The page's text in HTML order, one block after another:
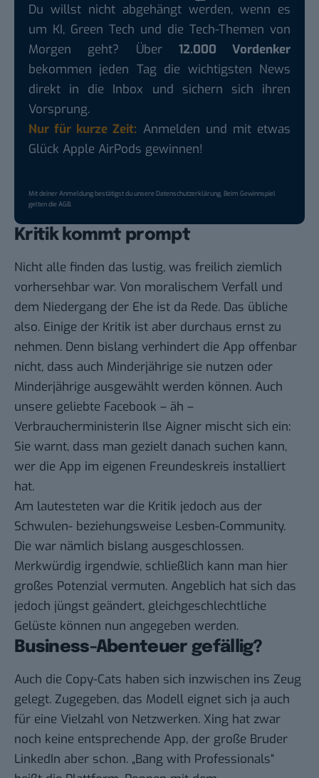
Du willst nicht abgehängt werden, wenn es
um KI, Green Tech und die Tech-Themen von
Morgen geht? Über 12.000 Vordenker
bekommen jeden Tag die wichtigsten News
direkt in die Inbox und sichern sich ihren
Vorsprung.
Nur für kurze Zeit: Anmelden und mit etwas
Glück Apple AirPods gewinnen!
Mit deiner Anmeldung bestätigst du unsereDatenschutzerklärung. Beim Gewinnspiel
gelten dieAGB.
Kritik kommt prompt
Nicht alle finden das lustig, was freilich ziemlich
vorhersehbar war. Von moralischem Verfall und
dem Niedergang der Ehe ist da Rede. Das übliche
also. Einige der Kritik ist aber durchaus ernst zu
nehmen. Denn bislang verhindert die App offenbar
nicht, dass auch Minderjährige sie nutzen oder
Minderjährige ausgewählt werden können. Auch
unsere geliebte Facebook – äh –
Verbraucherministerin Ilse Aigner mischt sich ein:
Sie warnt, dass man gezielt danach suchen kann,
wer die App im eigenen Freundeskreis installiert
hat.
Am lautesteten war die Kritik jedoch aus der
Schwulen- beziehungsweise Lesben-Community.
Die war nämlich bislang ausgeschlossen.
Merkwürdig irgendwie, schließlich kann man hier
großes Potenzial vermuten. Angeblich hat sich das
jedoch jüngst geändert, gleichgeschlechtliche
Gelüste können nun angegeben werden.
Business-Abenteuer gefällig?
Auch die Copy-Cats haben sich inzwischen ins Zeug
gelegt. Zugegeben, das Modell eignet sich ja auch
für eine Vielzahl von Netzwerken. Xing hat zwar
noch keine entsprechende App, der große Bruder
LinkedIn aber schon. „Bang with Professionals“